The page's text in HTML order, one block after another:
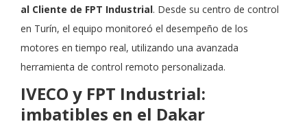
al Cliente de FPT Industrial. Desde su centro de control
en Turín, el equipo monitoreó el desempeño de los
motores en tiempo real, utilizando una avanzada
herramienta de control remoto personalizada.
IVECO y FPT Industrial:
imbatibles en el Dakar